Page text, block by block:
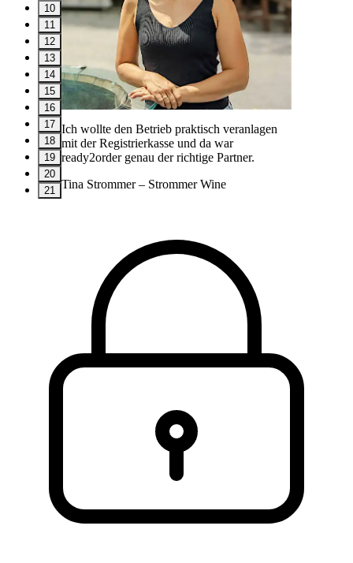
Ich wollte den Betrieb praktisch veranlagen
mit der Registrierkasse und da war
ready2order genau der richtige Partner.
Tina Strommer– Strommer Wine
10
11
12
13
14
15
16
17
18
19
20
21